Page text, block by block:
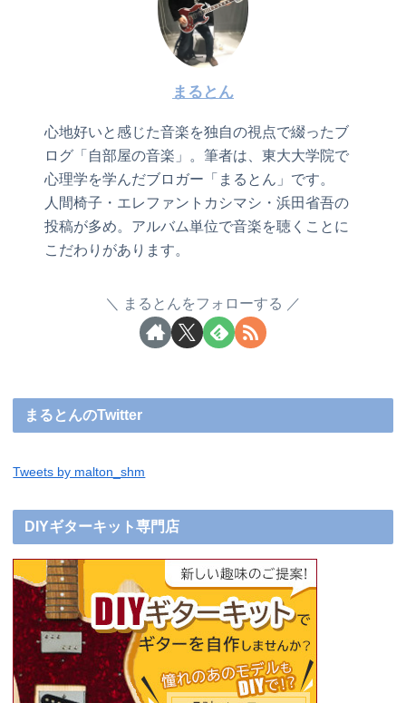
まるとん
心地好いと感じた音楽を独自の視点で綴ったブ
ログ「自部屋の音楽」。筆者は、東大大学院で
心理学を学んだブロガー「まるとん」です。
人間椅子・エレファントカシマシ・浜田省吾の
投稿が多め。アルバム単位で音楽を聴くことに
こだわりがあります。
まるとんをフォローする
まるとんのTwitter
Tweets by malton_shm
DIYギターキット専門店